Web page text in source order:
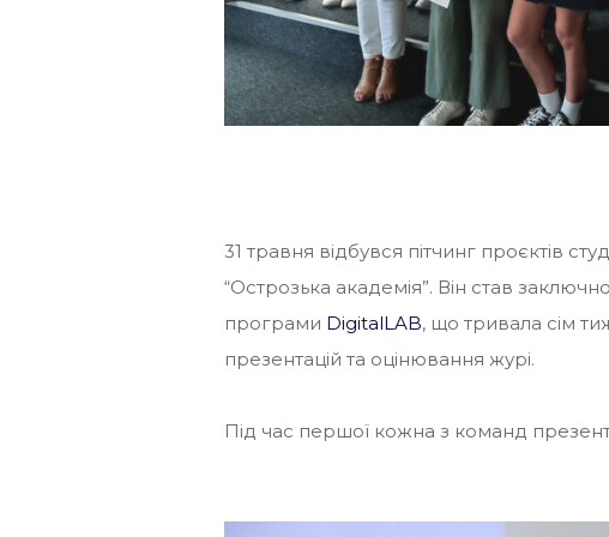
31 травня відбувся пітчинг проєктів
“Острозька академія”. Він став
програми DigitalLAB, що тривала сім
презентацій та оцінювання журі.
Під час першої кожна з команд